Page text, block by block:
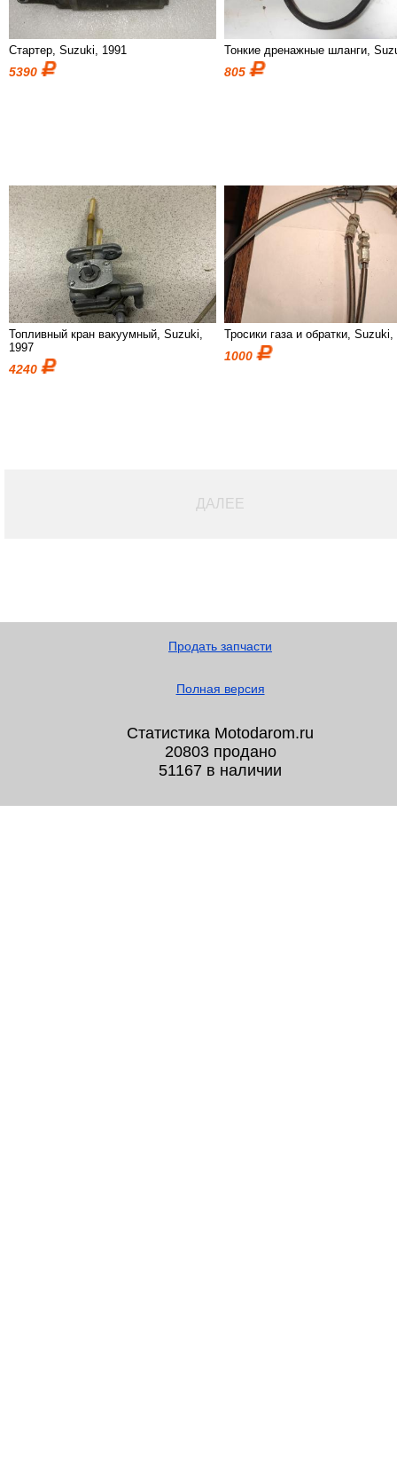
Стартер, Suzuki, 1991
5390
Тонкие дренажные шланги,
805
Топливный кран вакуумный, Suzuki,
1997
4240
Тросики газа и обратки, Suzuki,
1000
ДАЛЕЕ
Продать запчасти
Полная версия
Статистика Motodarom.ru
20803 продано
51167 в наличии